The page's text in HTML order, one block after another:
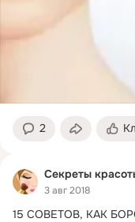
2
Секреты
3 авг 2018
15 СОВЕТОВ, КАК